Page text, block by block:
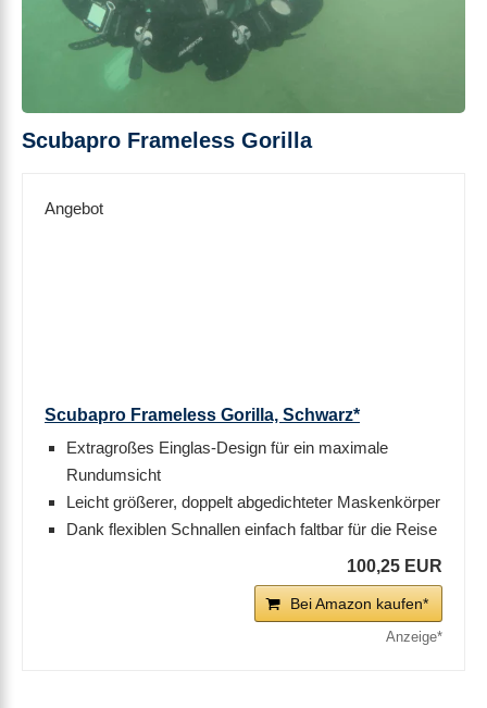
Scubapro Frameless Gorilla
Angebot
Scubapro Frameless Gorilla, Schwarz*
Extragroßes Einglas-Design für ein maximale
Rundumsicht
Leicht größerer, doppelt abgedichteter Maskenkörper
Dank flexiblen Schnallen einfach faltbar für die Reise
100,25 EUR
Bei Amazon kaufen*